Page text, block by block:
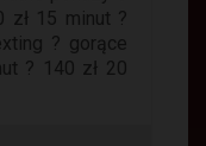
zł 15 minut ?
? gorące
? 140 zł 20